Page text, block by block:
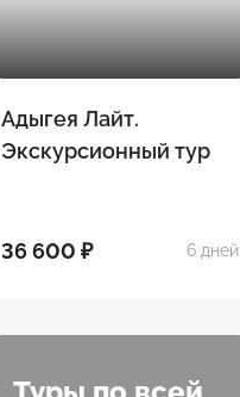
Адыгея Лайт.
Экскурсионный тур
36 600 ₽ 6 дней